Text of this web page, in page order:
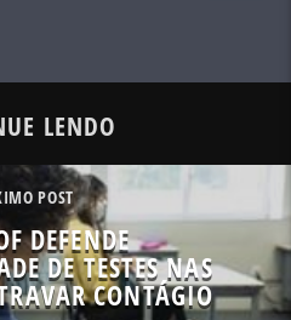
LENDO
POST
DEFENDE
DE TESTES NAS
CONTÁGIO